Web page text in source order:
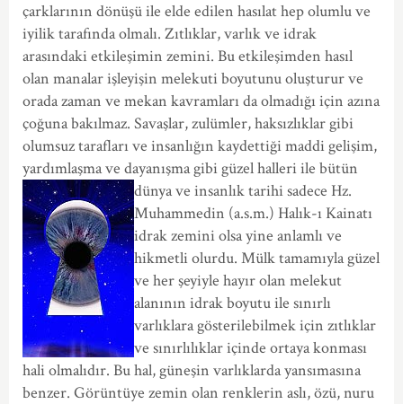
çarklarının dönüşü ile elde edilen hasılat hep olumlu ve
iyilik tarafında olmalı. Zıtlıklar, varlık ve idrak
arasındaki etkileşimin zemini. Bu etkileşimden hasıl
olan manalar işleyişin melekuti boyutunu oluşturur ve
orada zaman ve mekan kavramları da olmadığı için azına
çoğuna bakılmaz. Savaşlar, zulümler, haksızlıklar gibi
olumsuz tarafları ve insanlığın kaydettiği maddi gelişim,
yardımlaşma ve dayanışma gibi güzel halleri ile bütün
dünya ve insanlık tarihi sadece Hz.
Muhammedin (a.s.m.) Halık-ı Kainatı
idrak zemini olsa yine anlamlı ve
hikmetli olurdu. Mülk tamamıyla güzel
ve her şeyiyle hayır olan melekut
alanının idrak boyutu ile sınırlı
varlıklara gösterilebilmek için zıtlıklar
ve sınırlılıklar içinde ortaya konması
hali olmalıdır. Bu hal, güneşin varlıklarda yansımasına
benzer. Görüntüye zemin olan renklerin aslı, özü, nuru